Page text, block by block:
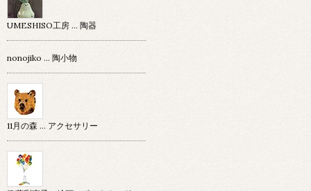
UMESHISO工房 … 陶器
nonojiko ... 陶小物
11月の森 … アクセサリー